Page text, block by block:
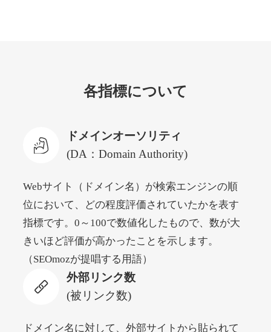
詳細を見る
newyorktodaylive.com
DA53 外部リンク数 430 ドメイン年齢
詳細を見る
dog-life-jacket.com
ジャンルその他
外部リンク数393
入札 0件
各指標について
ドメインオーソリティ
(DA：Domain Authority)
Webサイト（ドメイン名）が検索エンジンの順
位において、どの程度評価されていたかを表す
指標です。0～100で数値化したもので、数が大
きいほど評価が高かったことを示します。
（SEOmozが提唱する用語）
外部リンク数
(被リンク数)
ドメイン名に対して、外部サイトから貼られて